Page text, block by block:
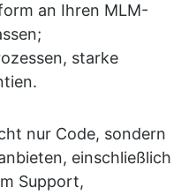
an Ihren MLM-
starke
nur Code, sondern
einschließlich
Support,